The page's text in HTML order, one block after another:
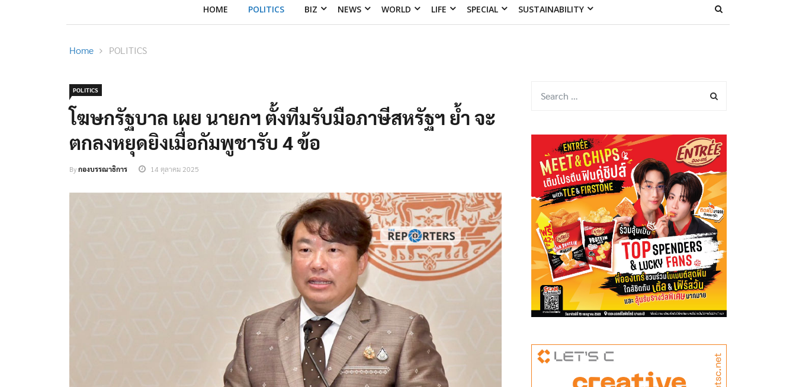
HOME POLITICS BIZ NEWS WORLD LIFE SPECIAL SUSTAINABILITY
Home POLITICS
POLITICS
โฆษกรัฐบาล เผย นายกฯ ตั้งทีมรับมือภาษีสหรัฐฯ ย้ำ จะ
ตกลงหยุดยิงเมื่อกัมพูชารับ 4 ข้อ
Byกองบรรณาธิการ 14 ตุลาคม 2025